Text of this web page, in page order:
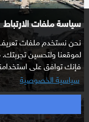
سياسة ملفات الارتباط
نحن نستخدم ملفات تعريف
لموقعنا ولتحسين
فإنك توافق على
سياسية الخصوصية